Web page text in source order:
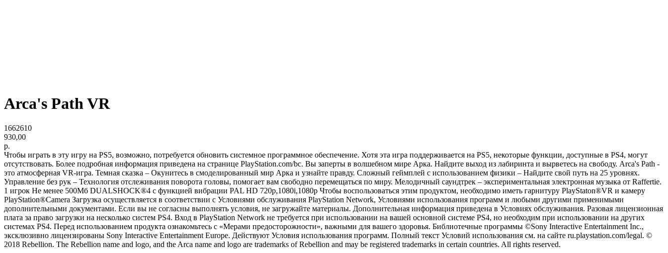
Arca's Path VR
1662610
930,00
р.
Чтобы играть в эту игру на PS5, возможно, потребуется обновить системное программное обеспечение. Хотя эта игра поддерживается на PS5, некоторые функции, доступные в PS4, могут
отсутствовать. Более подробная информация приведена на странице PlayStation.com/bc. Вы заперты в волшебном мире Арка. Найдите выход из лабиринта и вырветесь на свободу. Arca's Path -
это атмосферная VR-игра. Темная сказка – Окунитесь в смоделированный мир Арка и узнайте правду. Сложный геймплей с использованием физики – Найдите свой путь на 25 уровнях.
Управление без рук – Технология отслеживания поворота головы, помогает вам свободно перемещаться по миру. Мелодичный саундтрек – экспериментальная электронная музыка от Raffertie.
1 игрок Не менее 500Мб DUALSHOCK®4 с функцией вибрации PAL HD 720p,1080i,1080p Чтобы воспользоваться этим продуктом, необходимо иметь гарнитуру PlayStaton®VR и камеру
PlayStation®Camera Загрузка осуществляется в соответствии с Условиями обслуживания PlayStation Network, Условиями использования программ и любыми другими применимыми
дополнительными документами. Если вы не согласны выполнять условия, не загружайте материалы. Дополнительная информация приведена в Условиях обслуживания. Разовая лицензионная
плата за право загрузки на несколько систем PS4. Вход в PlayStation Network не требуется при использовании на вашей основной системе PS4, но необходим при использовании на других
системах PS4. Перед использованием продукта ознакомьтесь с «Мерами предосторожности», важными для вашего здоровья. Библиотечные программы ©Sony Interactive Entertainment Inc.,
эксклюзивно лицензированы Sony Interactive Entertainment Europe. Действуют Условия использования программ. Полный текст Условий использования см. на сайте ru.playstation.com/legal. ©
2018 Rebellion. The Rebellion name and logo, and the Arca name and logo are trademarks of Rebellion and may be registered trademarks in certain countries. All rights reserved.